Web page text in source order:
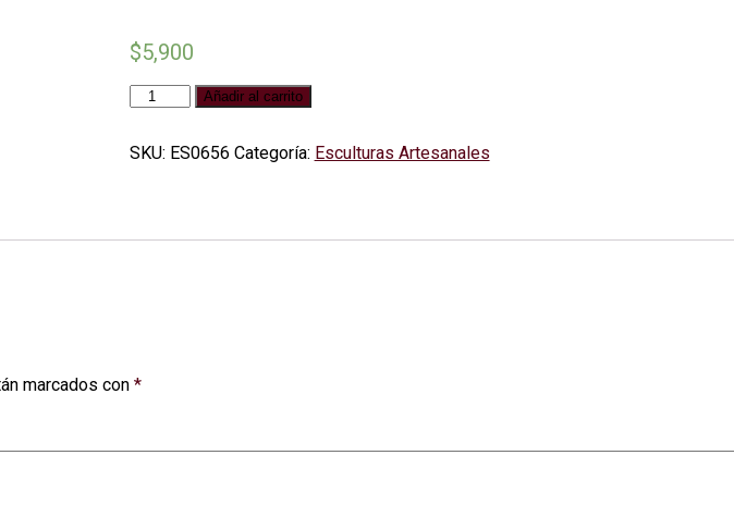
$5,900
Masajeador
onix
5,5
Añadir al carrito
SKU: ES0656 Categoría: Esculturas Artesanales
marcados con *